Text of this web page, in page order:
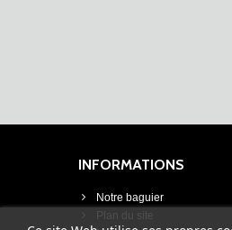
INFORMATIONS
Notre baguier
Plan du site